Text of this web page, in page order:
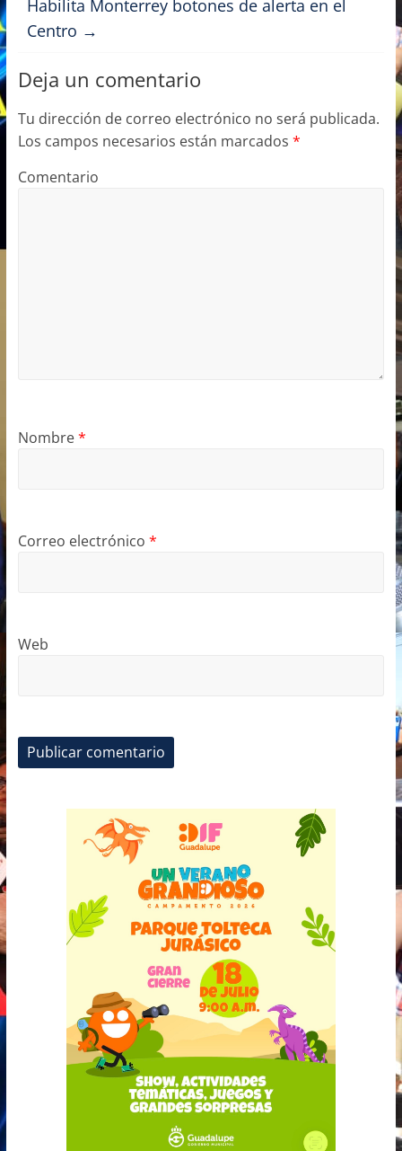
o
k
n
Habilita Monterrey botones de alerta en el
Centro →
Deja un comentario
Tu dirección de correo electrónico no será publicada.
Los campos necesarios están marcados *
Comentario
Nombre*
Correo electrónico *
Web